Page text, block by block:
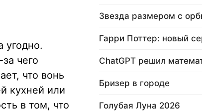
угодно.
чего
что вонь
кухней или
в том, что
Гарри Поттер: новый
Бризер в городе
Голубая Луна 2026